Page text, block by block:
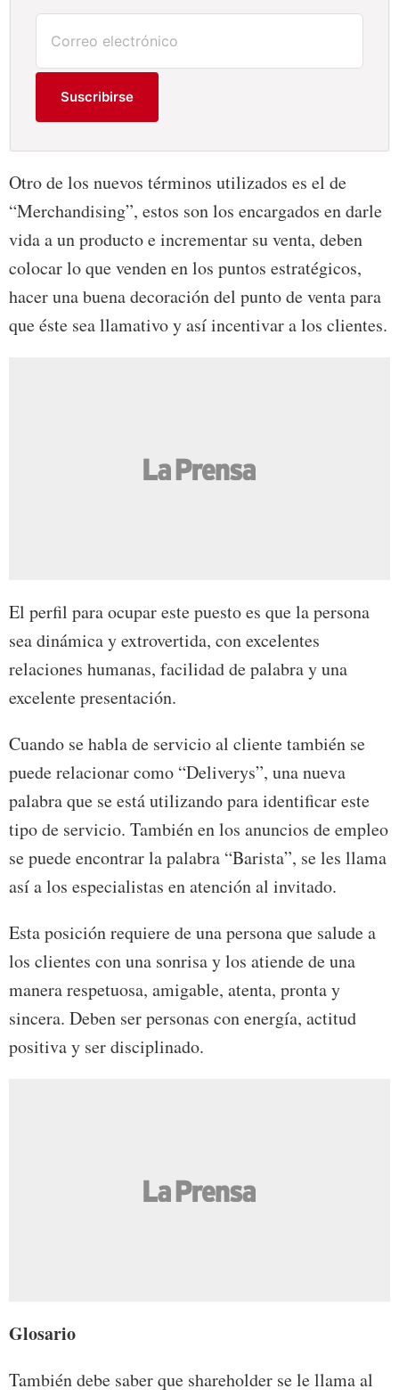
Suscribirse
Otro de los nuevos términos utilizados es el de
“Merchandising”, estos son los encargados en darle
vida a un producto e incrementar su venta, deben
colocar lo que venden en los puntos estratégicos,
hacer una buena decoración del punto de venta para
que éste sea llamativo y así incentivar a los clientes.
El perfil para ocupar este puesto es que la persona
sea dinámica y extrovertida, con excelentes
relaciones humanas, facilidad de palabra y una
excelente presentación.
Cuando se habla de servicio al cliente también se
puede relacionar como “Deliverys”, una nueva
palabra que se está utilizando para identificar este
tipo de servicio. También en los anuncios de empleo
se puede encontrar la palabra “Barista”, se les llama
así a los especialistas en atención al invitado.
Esta posición requiere de una persona que salude a
los clientes con una sonrisa y los atiende de una
manera respetuosa, amigable, atenta, pronta y
sincera. Deben ser personas con energía, actitud
positiva y ser disciplinado.
Glosario
También debe saber que shareholder se le llama al